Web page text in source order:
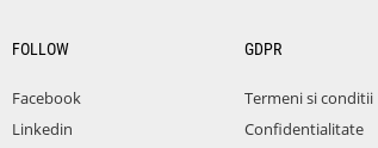
FOLLOW
Facebook
Linkedin
GDPR
Termeni si conditii
Confidentialitate